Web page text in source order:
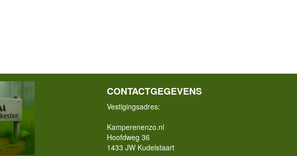
CONTACTGEGEVENS
Vestigingsadres:
Kamperenenzo.nl
Hoofdweg 36
1433 JW Kudelstaart